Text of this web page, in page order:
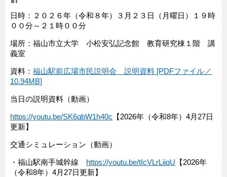
日時：２０２６年（令和８年）３月２３日（月曜日）１９時
００分～２１時００分
場所：福山市立大学 小松安弘記念館 教育研究棟１階 講
義室
資料： 福山駅前広場市民説明会 説明資料 [PDFファイル／
10.94MB]
当日の説明資料（動画）
https://youtu.be/SK6qbW1h40c 【2026年（令和8年）4月27日
更新】
交通シミュレーション（動画）
・福山駅南手城幹線 https://youtu.be/tIcVLrLiiqU 【2026年
（令和8年）4月27日更新】